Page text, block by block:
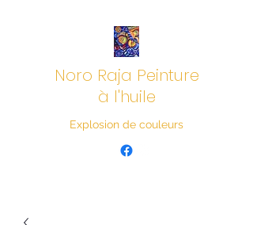
Noro Raja Peinture
à l'huile
Explosion de couleurs